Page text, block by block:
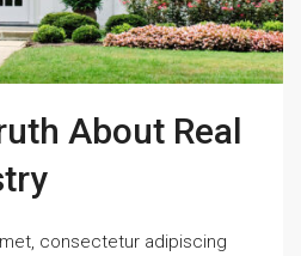
About Real
consectetur adipiscing